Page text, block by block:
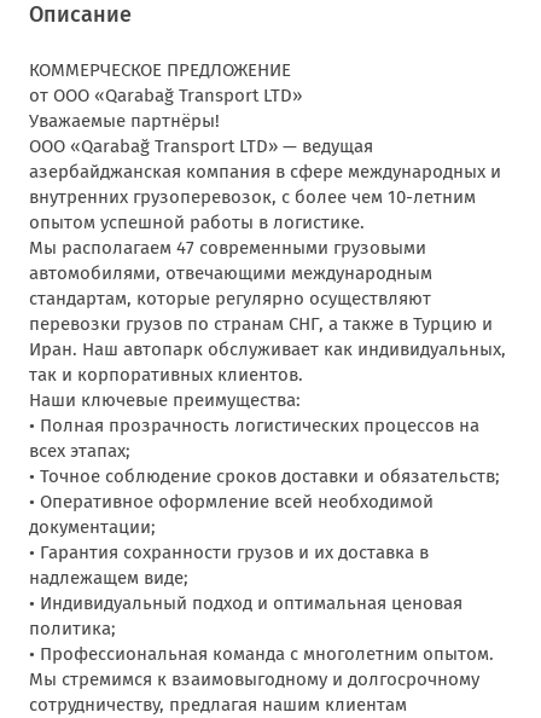
Описание
КОММЕРЧЕСКОЕ ПРЕДЛОЖЕНИЕ
от ООО «Qarabağ Transport LTD»
Уважаемые партнёры!
ООО «Qarabağ Transport LTD» — ведущая
азербайджанская компания в сфере международных и
внутренних грузоперевозок, с более чем 10-летним
опытом успешной работы в логистике.
Мы располагаем 47 современными грузовыми
автомобилями, отвечающими международным
стандартам, которые регулярно осуществляют
перевозки грузов по странам СНГ, а также в Турцию и
Иран. Наш автопарк обслуживает как индивидуальных,
так и корпоративных клиентов.
Наши ключевые преимущества:
• Полная прозрачность логистических процессов на
всех этапах;
• Точное соблюдение сроков доставки и обязательств;
• Оперативное оформление всей необходимой
документации;
• Гарантия сохранности грузов и их доставка в
надлежащем виде;
• Индивидуальный подход и оптимальная ценовая
политика;
• Профессиональная команда с многолетним опытом.
Мы стремимся к взаимовыгодному и долгосрочному
сотрудничеству, предлагая нашим клиентам